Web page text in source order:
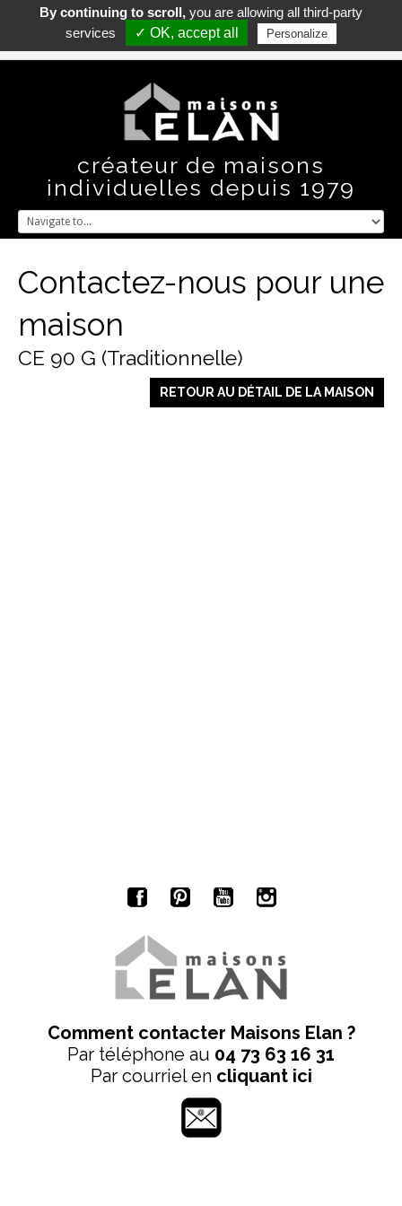
Formulaire de contact
Contactez-nous :
04 73 63 16 31
créateur de maisons
individuelles depuis 1979
Contactez-nous pour une
maison
CE 90 G (Traditionnelle)
RETOUR AU DÉTAIL DE LA MAISON
Comment contacter Maisons Elan ?
Par téléphone au 04 73 63 16 31
Par courriel en cliquant ici
By continuing to scroll,you are allowing all third-party
services
✓ OK, accept all Personalize